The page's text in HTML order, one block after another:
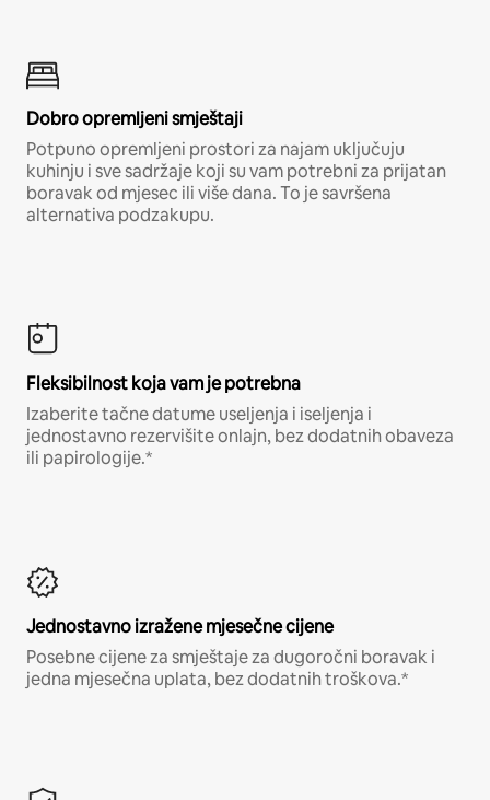
Dobro opremljeni smještaji
Potpuno opremljeni prostori za najam uključuju
kuhinju i sve sadržaje koji su vam potrebni za prijatan
boravak od mjesec ili više dana. To je savršena
alternativa podzakupu.
Fleksibilnost koja vam je potrebna
Izaberite tačne datume useljenja i iseljenja i
jednostavno rezervišite onlajn, bez dodatnih obaveza
ili papirologije.*
Jednostavno izražene mjesečne cijene
Posebne cijene za smještaje za dugoročni boravak i
jedna mjesečna uplata, bez dodatnih troškova.*